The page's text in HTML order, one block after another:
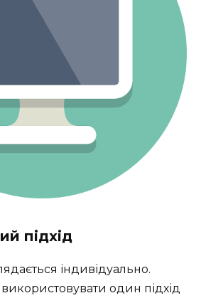
підхід
індивідуально.
використовувати один підхід